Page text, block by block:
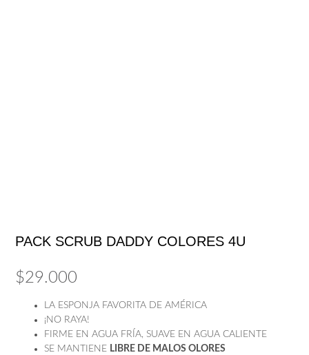
PACK SCRUB DADDY COLORES 4U
$29.000
LA ESPONJA FAVORITA DE AMÉRICA
¡NO RAYA!
FIRME EN AGUA FRÍA, SUAVE EN AGUA CALIENTE
SE MANTIENE LIBRE DE MALOS OLORES